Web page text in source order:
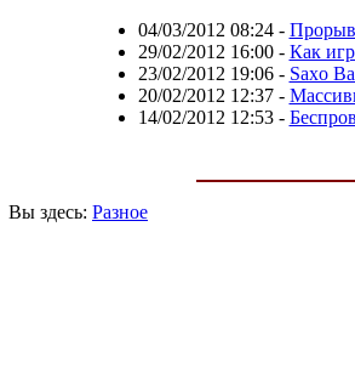
04/03/2012 08:24- Прорыв
29/02/2012 16:00- Как
23/02/2012 19:06- Saxo
20/02/2012 12:37-
14/02/2012 12:53-
Вы здесь: Разное